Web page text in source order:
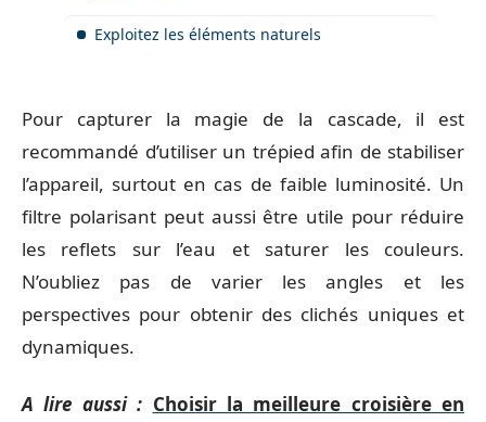
Exploitez les éléments naturels
Pour capturer la magie de la cascade, il est
recommandé d’utiliser un trépied afin de stabiliser
l’appareil, surtout en cas de faible luminosité. Un
filtre polarisant peut aussi être utile pour réduire
les reflets sur l’eau et saturer les couleurs.
N’oubliez pas de varier les angles et les
perspectives pour obtenir des clichés uniques et
dynamiques.
A lire aussi : Choisir la meilleure croisière en